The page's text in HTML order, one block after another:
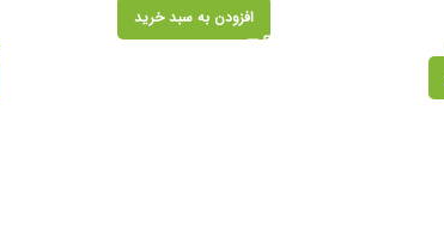
افزودن به سبد خرید